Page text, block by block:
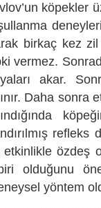
köpekler
birkaç kez zil
vermez.
akar.
Daha sonra
etkinlikle özdeş
olduğunu
yöntem